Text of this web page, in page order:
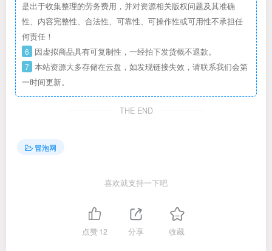
是出于收集整理的劳务费用，并对资源相关版权问题及其准确
性、内容完整性、合法性、可靠性、可操作性或可用性不承担任
何责任！
6 因虚拟商品具有可复制性，一经拍下发货概不退款。
7 本站资源大多存储在云盘，如发现链接失效，请联系我们会第
一时间更新。
THE END
冒泡网
喜欢就支持一下吧
点赞12 分享 收藏